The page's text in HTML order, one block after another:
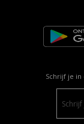
Schrijf je in